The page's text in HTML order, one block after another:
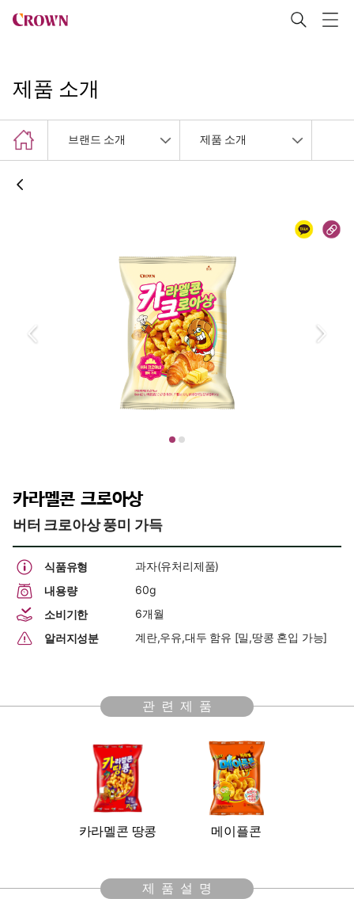
제품 소개
브랜드 소개 제품 소개
카라멜콘 크로아상
버터 크로아상 풍미 가득
식품유형
과자(유처리제품)
내용량
60g
소비기한
6개월
알러지성분
계란,우유,대두 함유 [밀,땅콩 혼입 가능]
관련제품
카라멜콘 땅콩 메이플콘
제품설명